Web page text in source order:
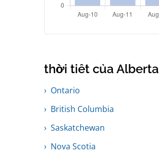
thời tiết của Alberta
Ontario
British Columbia
Saskatchewan
Nova Scotia